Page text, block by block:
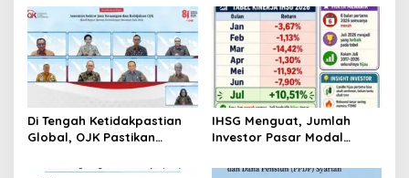
Ditemukan Mengapung di
Pantai Lere Palu, Kondisi
Tubuh Sudah Terurai
Dicabik Buaya
Tetap Kokoh Juni 2026
Di Tengah Ketidakpastian
Global, OJK Pastikan
Keuangan Tetap Terjaga
IHSG Menguat, Jumlah
Investor Pasar Modal
2026